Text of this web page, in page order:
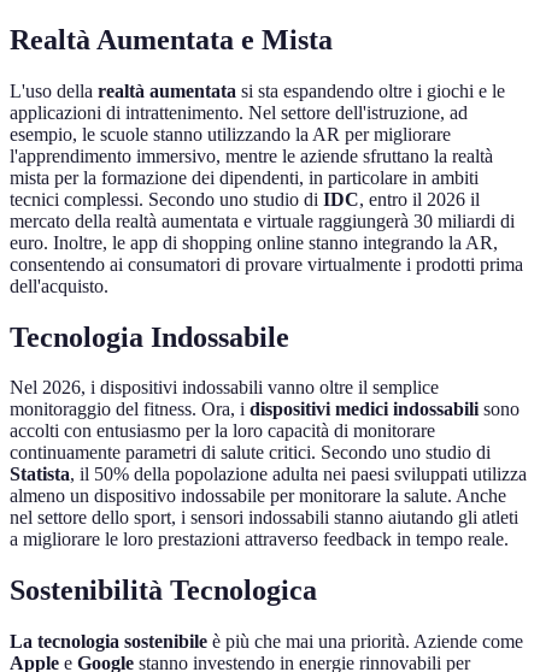
Realtà Aumentata e Mista
L'uso della realtà aumentata si sta espandendo oltre i giochi e le
applicazioni di intrattenimento. Nel settore dell'istruzione, ad
esempio, le scuole stanno utilizzando la AR per migliorare
l'apprendimento immersivo, mentre le aziende sfruttano la realtà
mista per la formazione dei dipendenti, in particolare in ambiti
tecnici complessi. Secondo uno studio di IDC, entro il 2026 il
mercato della realtà aumentata e virtuale raggiungerà 30 miliardi di
euro. Inoltre, le app di shopping online stanno integrando la AR,
consentendo ai consumatori di provare virtualmente i prodotti prima
dell'acquisto.
Tecnologia Indossabile
Nel 2026, i dispositivi indossabili vanno oltre il semplice
monitoraggio del fitness. Ora, i dispositivi medici indossabilisono
accolti con entusiasmo per la loro capacità di monitorare
continuamente parametri di salute critici. Secondo uno studio di
Statista, il 50% della popolazione adulta nei paesi sviluppati utilizza
almeno un dispositivo indossabile per monitorare la salute. Anche
nel settore dello sport, i sensori indossabili stanno aiutando gli atleti
a migliorare le loro prestazioni attraverso feedback in tempo reale.
Sostenibilità Tecnologica
La tecnologia sostenibile è più che mai una priorità. Aziende come
Apple e Google stanno investendo in energie rinnovabili per